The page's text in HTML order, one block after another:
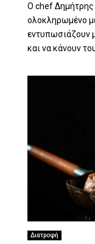
O chef Δημήτρης
ολοκληρωμένο
εντυπωσιάζουν
και να κάνουν
Διατροφή